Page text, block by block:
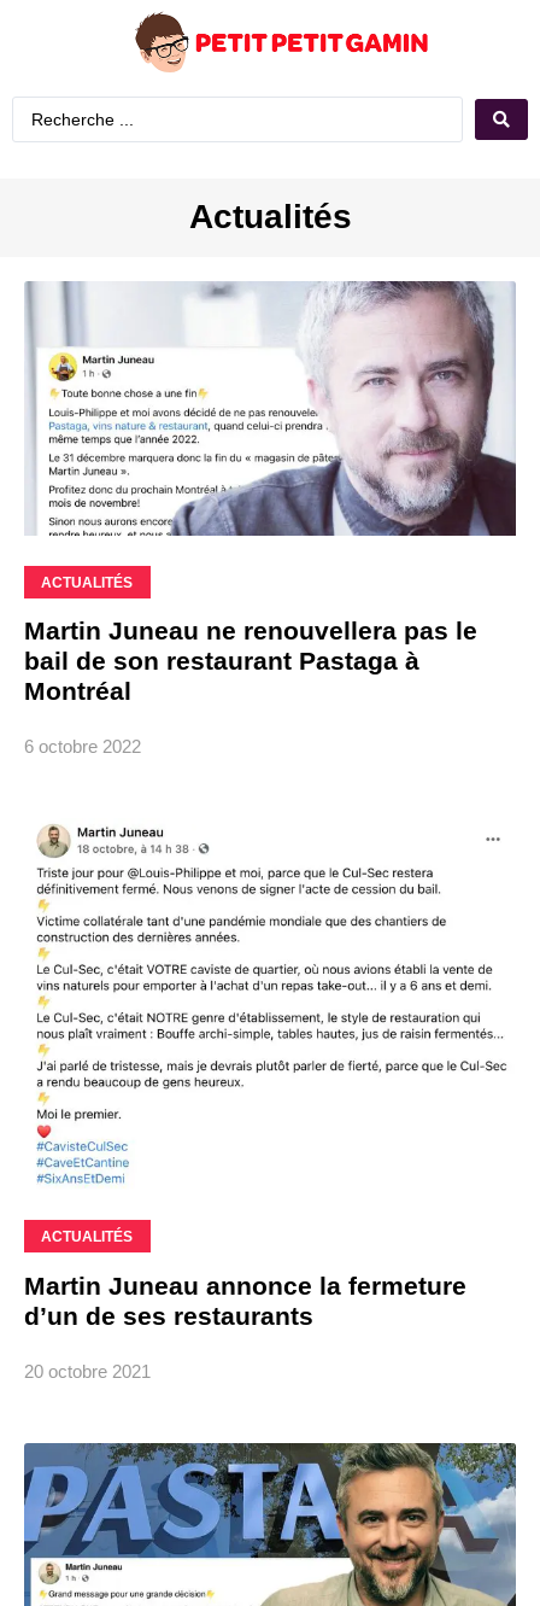
Actualités
ACTUALITÉS
Martin Juneau ne renouvellera pas le
bail de son restaurant Pastaga à
Montréal
6 octobre 2022
ACTUALITÉS
Martin Juneau annonce la fermeture
d’un de ses restaurants
20 octobre 2021